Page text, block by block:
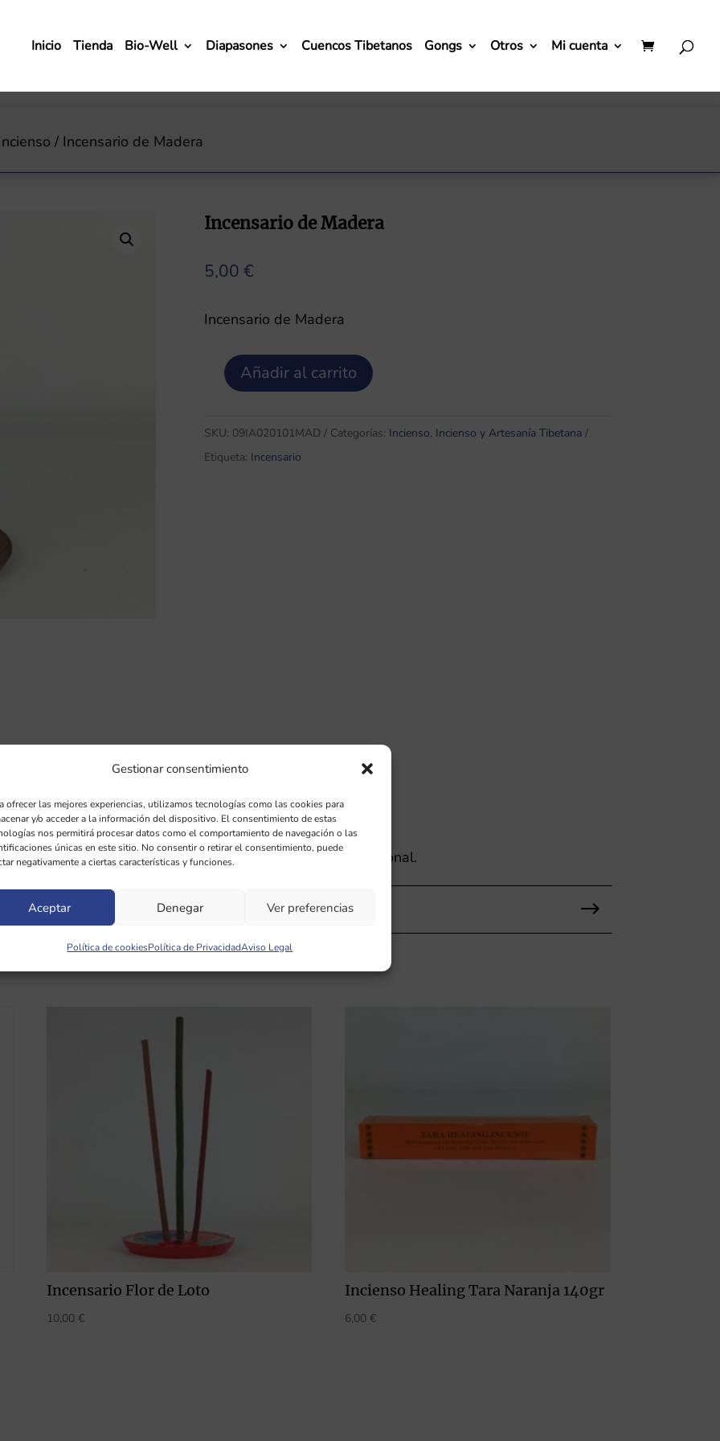
Gestionar consentimiento
ofrecer las mejores experiencias, utilizamos tecnologías como las cookies para
y/o acceder a la información del dispositivo. El consentimiento de estas
nos permitirá procesar datos como el comportamiento de navegación o las
únicas en este sitio. No consentir o retirar el consentimiento, puede
negativamente a ciertas características y funciones.
Aceptar Denegar Ver preferencias
Política de cookiesPolítica de PrivacidadAviso Legal
Inicio Tienda Bio-Well Diapasones Cuencos Tibetanos Gongs Otros Mi cuenta
/ Incensario de Madera
Incensario de Madera
5,00 €
Incensario de Madera
Incensario
Madera
cantidad
Añadir al carrito
SKU: 09IA020101MAD Categorías: Incienso, Incienso y Artesanía Tibetana
Etiqueta: Incensario
con estilo y seguridad. Madera: Diseño simple y funcional.
Incensario Flor de Loto
10,00 €
Incienso Healing Tara Naranja 140gr
6,00 €